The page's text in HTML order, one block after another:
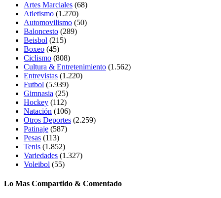
Artes Marciales (68)
Atletismo (1.270)
Automovilismo (50)
Baloncesto (289)
Beisbol (215)
Boxeo (45)
Ciclismo (808)
Cultura & Entretenimiento (1.562)
Entrevistas (1.220)
Futbol (5.939)
Gimnasia (25)
Hockey (112)
Natación (106)
Otros Deportes (2.259)
Patinaje (587)
Pesas (113)
Tenis (1.852)
Variedades (1.327)
Voleibol (55)
Lo Mas Compartido & Comentado